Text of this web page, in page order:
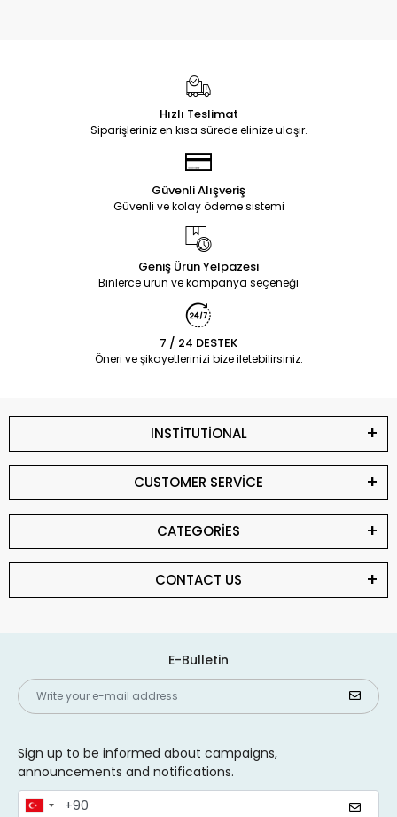
Hızlı Teslimat
Siparişleriniz en kısa sürede elinize ulaşır.
Güvenli Alışveriş
Güvenli ve kolay ödeme sistemi
Geniş Ürün Yelpazesi
Binlerce ürün ve kampanya seçeneği
7 / 24 DESTEK
Öneri ve şikayetlerinizi bize iletebilirsiniz.
INSTİTUTİONAL
CUSTOMER SERVİCE
CATEGORİES
CONTACT US
E-Bulletin
Sign up to be informed about campaigns,
announcements and notifications.